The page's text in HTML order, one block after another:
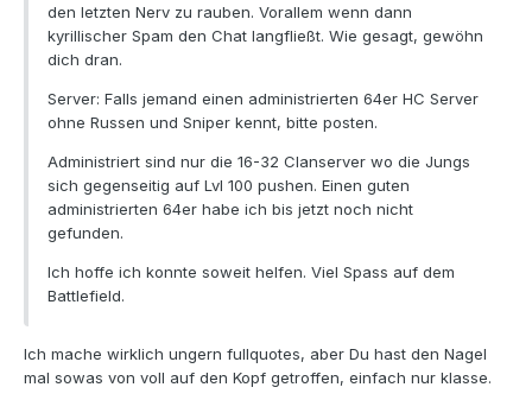
den letzten Nerv zu rauben. Vorallem wenn dann
kyrillischer Spam den Chat langfließt. Wie gesagt, gewöhn
dich dran.
Server: Falls jemand einen administrierten 64er HC Server
ohne Russen und Sniper kennt, bitte posten.
Administriert sind nur die 16-32 Clanserver wo die Jungs
sich gegenseitig auf Lvl 100 pushen. Einen guten
administrierten 64er habe ich bis jetzt noch nicht
gefunden.
Ich hoffe ich konnte soweit helfen. Viel Spass auf dem
Battlefield.
Ich mache wirklich ungern fullquotes, aber Du hast den Nagel
mal sowas von voll auf den Kopf getroffen, einfach nur klasse.